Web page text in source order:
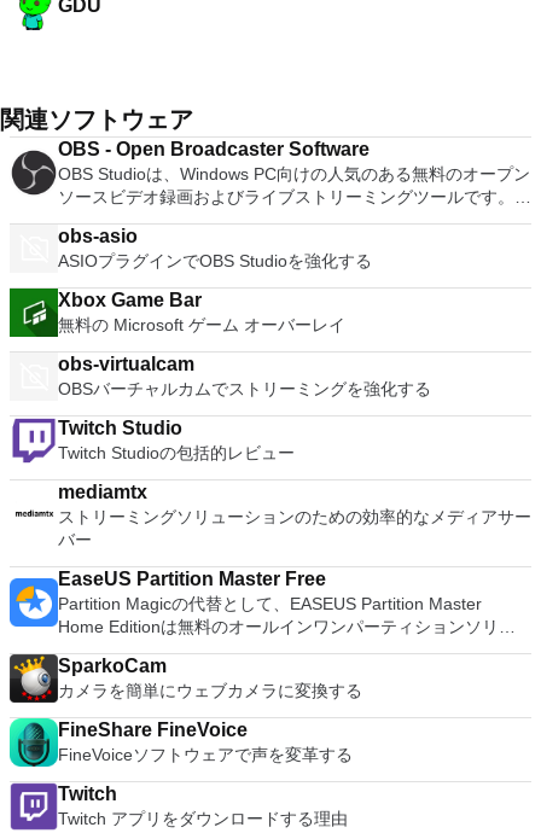
GDU
関連ソフトウェア
OBS - Open Broadcaster Software
OBS Studioは、Windows PC向けの人気のある無料のオープン
ソースビデオ録画およびライブストリーミングツールです。プ
ロフェッショナルなビデオやライブストリームのセットアップ
を作成できる強力な機能が備わっています。 OBS Studioは、
Twitch、Mixer、YouTubeなど、お気に入りのストリーミング
プラットフォームをすべてサポートしています。 シーンは、
ウィンドウキャプチャ、画像、テキスト、ブラウザウィンド
ウ、ウェブカメラ、キャプチャカードなど、複数のソースから
収集できます。 OBS Studioは、柔軟なセットアップ機能とラ
イブストリームにfacecamを追加する機能により、Twitchスト
リーマーに特に愛されています。カスタムトランジションを介
して、シームレスに切り替えられるシーンを無制限に追加でき
ます。 主な機能は次のとおりです。 ビデオ録画およびライブ
ス。 カスタマイズ用のプラグインとスクリプトを許可しま
す。 高性能のビデオおよびオーディオのキャプチャとミキシ
ング。 ライブフェイスカメラまたはピクチャーインピクチャ
ーを追加します。 大規模な移行ライブラリ。 アクションのホ
ットキーを設定します。 スタジオモード。 強力で使いやすい
構成オプション。 モジュラー「ドック」UI。 Streamline設定
を使用して、録画または放送のあらゆる側面を完全にカスタマ
イズできます。 OBS Studioは、ユーザーがレイアウトを再配
置したり、独自のウィンドウで要素を開いたりできるモジュラ
ーUIも実装しています。これは、必要に応じて正確に機能する
完全にカスタマイズされたセットアップを作成できることを意
味します。 OBS Studioは、コラボレーションとカスタマイズ
のために構築されています。プラグインとスクリプトを許可す
る強力なAPIを備えており、独自のニーズに合った方法でソフ
トウェアを使用できます。オープンソースであるため、コミュ
obs-asio
ASIOプラグインでOBS Studioを強化する
Xbox Game Bar
無料の Microsoft ゲーム オーバーレイ
obs-virtualcam
OBSバーチャルカムでストリーミングを強化する
Twitch Studio
Twitch Studioの包括的レビュー
mediamtx
ストリーミングソリューションのための効率的なメディアサー
バー
EaseUS Partition Master Free
Partition Magicの代替として、EASEUS Partition Master
Home Editionは無料のオールインワンパーティションソリュ
ーションおよびディスク管理ユーティリティです。パーティシ
ョンの拡張（特にシステムドライブ用）、ディスク領域の管
理、MBRおよびGUIDパーティションテーブル（GPT）ディス
クのディスク領域不足の問題の解決を可能にします。 パーテ
ィションのサイズ変更/移動システムドライブを拡張するディ
スクとパーティションをコピーパーティションをマージ分割パ
ーティション空き領域を再分配するダイナミックディスクの変
換パーティションを回復する
SparkoCam
カメラを簡単にウェブカメラに変換する
FineShare FineVoice
FineVoiceソフトウェアで声を変革する
Twitch
Twitch アプリをダウンロードする理由